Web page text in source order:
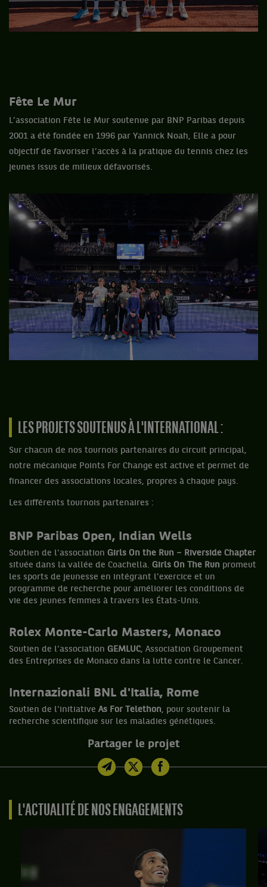
Fête Le Mur
L’association Fête le Mur soutenue par BNP Paribas depuis
2001 a été fondée en 1996 par Yannick Noah, Elle a pour
objectif de favoriser l’accès à la pratique du tennis chez les
jeunes issus de milieux défavorisés.
LES PROJETS SOUTENUS À L'INTERNATIONAL :
Sur chacun de nos tournois partenaires du circuit principal,
notre mécanique Points For Change est active et permet de
financer des associations locales, propres à chaque pays.
Les différents tournois partenaires :
BNP Paribas Open, Indian Wells
Soutien de l'association Girls On the Run – Riverside Chapter
située dans la vallée de Coachella. Girls On The Run promeut
les sports de jeunesse en intégrant l'exercice et un
programme de recherche pour améliorer les conditions de
vie des jeunes femmes à travers les États-Unis.
Rolex Monte-Carlo Masters, Monaco
Soutien de l'association GEMLUC, Association Groupement
des Entreprises de Monaco dans la lutte contre le Cancer.
Internazionali BNL d'Italia, Rome
Soutien de l'initiative As For Telethon, pour soutenir la
recherche scientifique sur les maladies génétiques.
Partager le projet
L'ACTUALITÉ DE NOS ENGAGEMENTS